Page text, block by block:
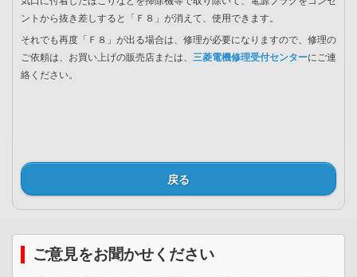
ントから抜き差しすると「Ｆ８」が消えて、使用できます。
それでも再度「Ｆ８」が出る場合は、修理が必要になりますので、修理の
ご依頼は、お買い上げの販売店または、 三菱電機修理受付センターにご連
絡ください。
戻る
ご意見をお聞かせください